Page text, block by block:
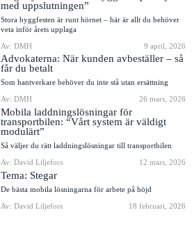
med uppslutningen”
Stora byggfesten är runt hörnet – här är allt du behöver
veta inför årets upplaga
Av: DMH
9 april, 2026
Advokaterna: När kunden avbeställer – så
får du betalt
Som hantverkare behöver du inte stå utan ersättning
Av: DMH
26 mars, 2026
Mobila laddningslösningar för
transportbilen: “Vårt system är väldigt
modulärt”
Så väljer du rätt laddningslösningar till transportbilen
Av: David Liljefors
12 mars, 2026
Tema: Stegar
De bästa mobila lösningarna för arbete på höjd
Av: David Liljefors
18 februari, 2026